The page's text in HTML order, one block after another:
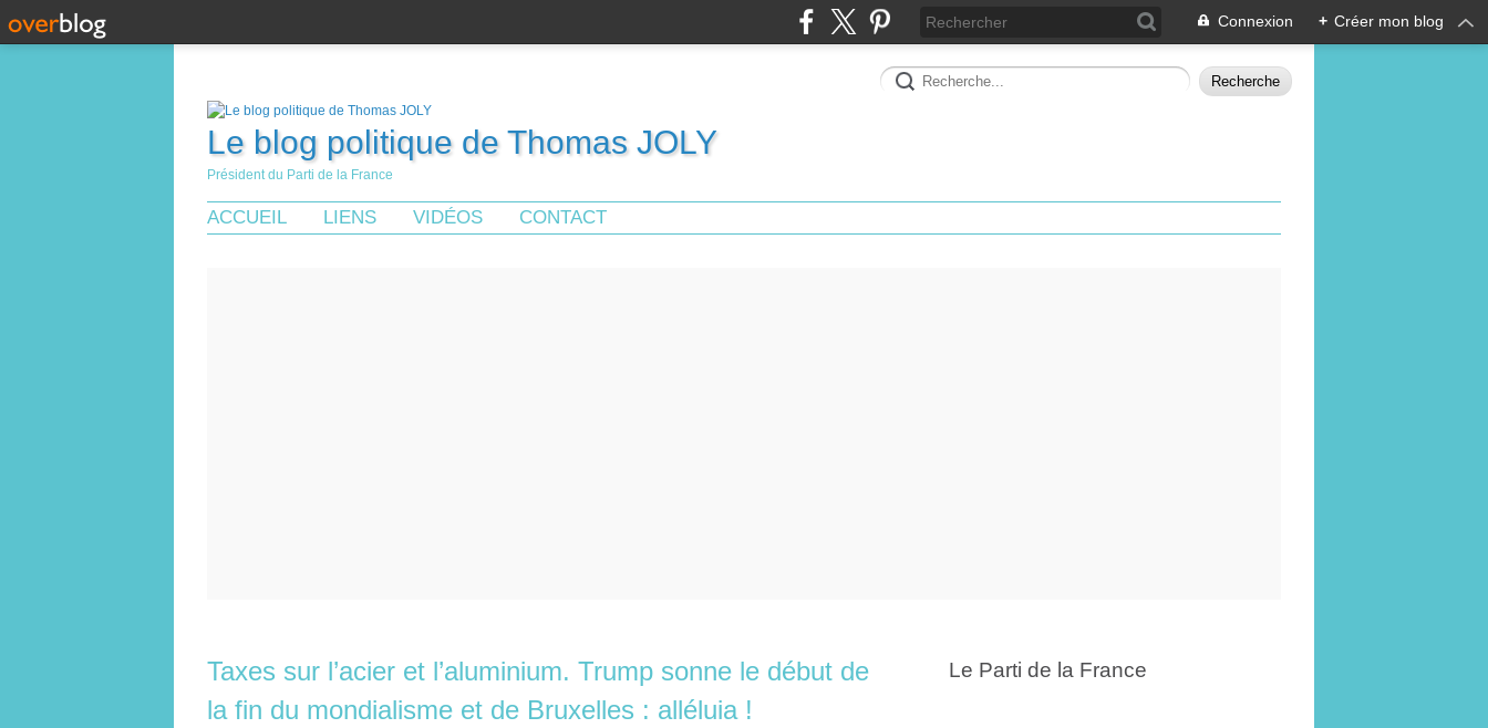
Connexion + Créer mon blog
Le blog politique de Thomas JOLY
Président du Parti de la France
ACCUEIL LIENS VIDÉOS CONTACT
Taxes sur l’acier et l’aluminium. Trump sonne le début de
la fin du mondialisme et de Bruxelles : alléluia !
Le Parti de la France